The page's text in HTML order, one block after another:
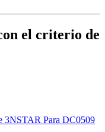
el criterio de